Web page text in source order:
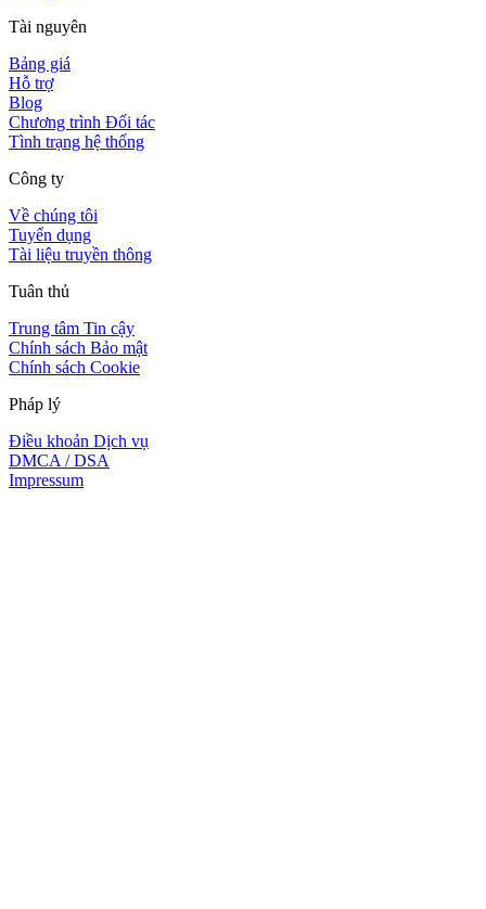
Tài nguyên
Bảng giá
Hỗ trợ
Blog
Chương trình Đối tác
Tình trạng hệ thống
Công ty
Về chúng tôi
Tuyển dụng
Tài liệu truyền thông
Tuân thủ
Trung tâm Tin cậy
Chính sách Bảo mật
Chính sách Cookie
Pháp lý
Điều khoản Dịch vụ
DMCA / DSA
Impressum